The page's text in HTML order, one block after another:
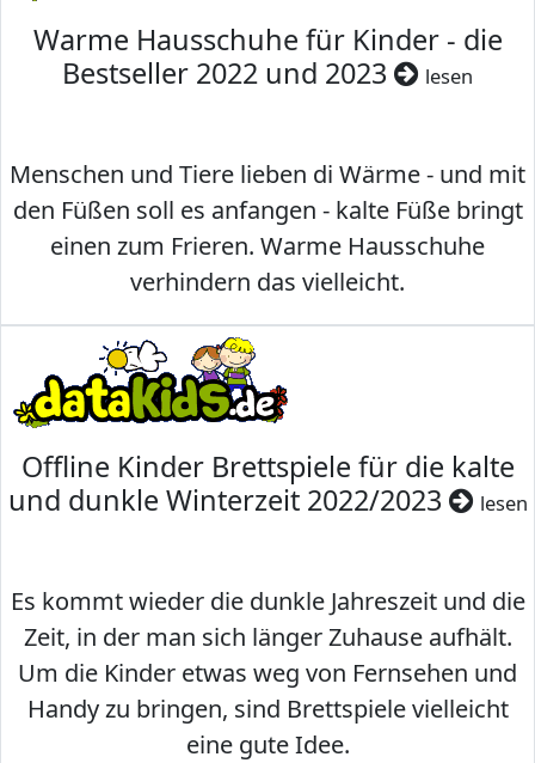
Warme Hausschuhe für Kinder - die
Bestseller 2022 und 2023
lesen
Menschen und Tiere lieben di Wärme - und mit
den Füßen soll es anfangen - kalte Füße bringt
einen zum Frieren. Warme Hausschuhe
verhindern das vielleicht.
Offline Kinder Brettspiele für die kalte
und dunkle Winterzeit 2022/2023
lesen
Es kommt wieder die dunkle Jahreszeit und die
Zeit, in der man sich länger Zuhause aufhält.
Um die Kinder etwas weg von Fernsehen und
Handy zu bringen, sind Brettspiele vielleicht
eine gute Idee.